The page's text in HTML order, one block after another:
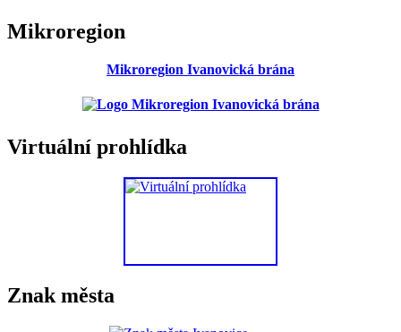
Mikroregion
Mikroregion Ivanovická brána
Virtuální prohlídka
Znak města